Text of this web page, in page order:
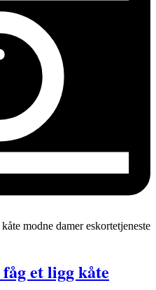
et ligg kåte